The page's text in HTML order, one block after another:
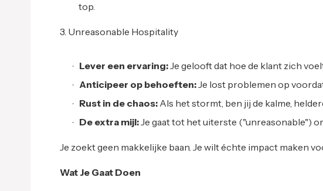
top.
3. Unreasonable Hospitality
Lever een ervaring:Je gelooft dat hoe de klant zich
Anticipeer op behoeften:Je lost problemen op
Rust in de chaos: Als het stormt, ben jij de kalme,
De extra mijl:Je gaat tot het uiterste ("unreasonable")
Je zoekt geen makkelijke baan. Je wilt échte impact maken
Wat Je Gaat Doen